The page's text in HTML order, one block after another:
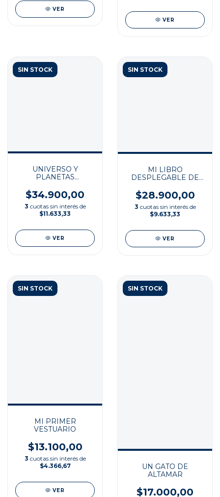
VER
VER
SIN STOCK
UNIVERSO Y
PLANETAS
$34.900,00
3 cuotas sin interés de
$11.633,33
VER
SIN STOCK
MI LIBRO
DESPLEGABLE DE
$28.900,00
3 cuotas sin interés de
$9.633,33
VER
SIN STOCK
MI PRIMER
VESTUARIO
$13.100,00
3 cuotas sin interés de
$4.366,67
VER
SIN STOCK
UN GATO DE
ALTAMAR
$17.000,00